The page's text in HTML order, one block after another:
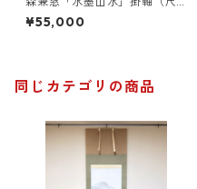
五立）
¥55,000
同じカテゴリの商品